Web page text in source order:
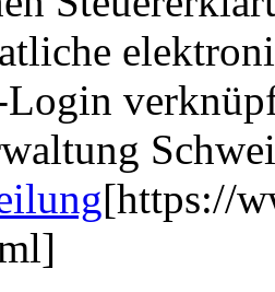
[https://